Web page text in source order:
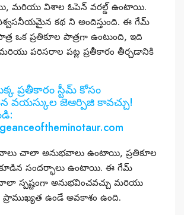
మరియు విశాల ఓపెన్ వరల్డ్ ఉంటాయి.
కథ ని అందిస్తుంది. ఈ గేమ్
ఒక ప్రతికూల పాత్రగా ఉంటుంది, ఇది
పరిసరాల పట్ల ప్రతీకారం తీర్చడానికి
ప్రతీకారం స్టీమ్ కోసం
వయస్కుల జెఆర్పిజి కావచ్చు!
చాలా అనుభవాలు ఉంటాయి, ప్రతికూల
సందర్భాలు ఉంటాయి. ఈ గేమ్
స్పష్టంగా అనుభవించవచ్చు మరియు
ఉండే అవకాశం ఉంది.